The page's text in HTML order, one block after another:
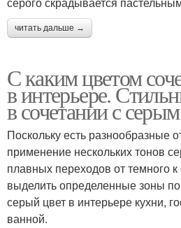
читать дальше →
С каким цветом
в интерьере.
в сочетании с серым
Поскольку есть разнообразные
применение нескольких тонов
плавных переходов от темного к
выделить определенные зоны
серый цвет в интерьере кухни,
ванной.